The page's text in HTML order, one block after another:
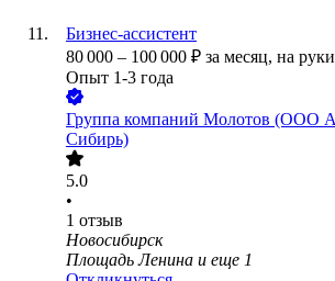
Бизнес-ассистент
80 000 – 100 000 ₽ за месяц, на руки
Опыт 1-3 года
Группа компаний Молотов (ООО
Сибирь)
5.0
•
1 отзыв
Новосибирск
Площадь Ленина и еще 1